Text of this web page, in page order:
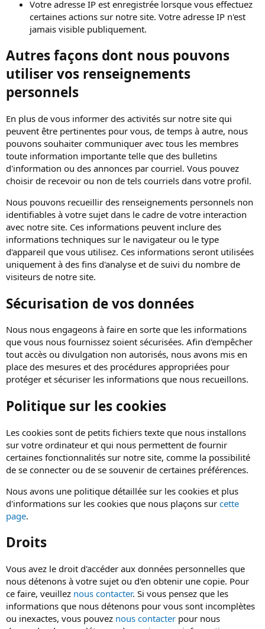
Votre adresse IP est enregistrée lorsque vous effectuez
certaines actions sur notre site. Votre adresse IP n'est
jamais visible publiquement.
Autres façons dont nous pouvons
utiliser vos renseignements
personnels
En plus de vous informer des activités sur notre site qui
peuvent être pertinentes pour vous, de temps à autre, nous
pouvons souhaiter communiquer avec tous les membres
toute information importante telle que des bulletins
d'information ou des annonces par courriel. Vous pouvez
choisir de recevoir ou non de tels courriels dans votre profil.
Nous pouvons recueillir des renseignements personnels non
identifiables à votre sujet dans le cadre de votre interaction
avec notre site. Ces informations peuvent inclure des
informations techniques sur le navigateur ou le type
d'appareil que vous utilisez. Ces informations seront utilisées
uniquement à des fins d'analyse et de suivi du nombre de
visiteurs de notre site.
Sécurisation de vos données
Nous nous engageons à faire en sorte que les informations
que vous nous fournissez soient sécurisées. Afin d'empêcher
tout accès ou divulgation non autorisés, nous avons mis en
place des mesures et des procédures appropriées pour
protéger et sécuriser les informations que nous recueillons.
Politique sur les cookies
Les cookies sont de petits fichiers texte que nous installons
sur votre ordinateur et qui nous permettent de fournir
certaines fonctionnalités sur notre site, comme la possibilité
de se connecter ou de se souvenir de certaines préférences.
Nous avons une politique détaillée sur les cookies et plus
d'informations sur les cookies que nous plaçons sur cette
page.
Droits
Vous avez le droit d'accéder aux données personnelles que
nous détenons à votre sujet ou d'en obtenir une copie. Pour
ce faire, veuillez nous contacter. Si vous pensez que les
informations que nous détenons pour vous sont incomplètes
ou inexactes, vous pouvez nous contacter pour nous